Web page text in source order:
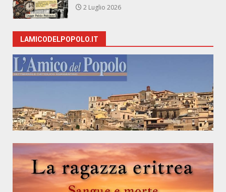
2 Luglio 2026
LAMICODELPOPOLO.IT